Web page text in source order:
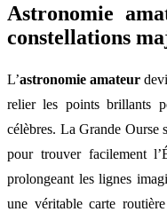
Astronomie
constellations
L’astronomie amateur
relier les points brillants
célèbres. La Grande Ourse
pour trouver facilement
prolongeant les lignes
une véritable carte